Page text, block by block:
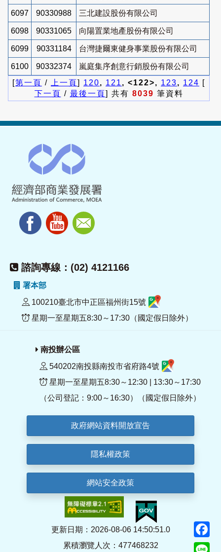
6097 90330988 三北建設股份有限公司
6098 90331065 向陽置業地產股份有限公司
6099 90331184 台灣捷爾東健身事業股份有限公司
6100 90332374
嵐庭集序創意行銷股份有限公司
[第一頁 / 上一頁] 120, 121 , <122>, 123, 124 [
下一頁 / 最後一頁] 共有 8039 筆資料
諮詢專線：(02) 4121166
署本部
100210臺北市中正區福州街15號
星期一至星期五8:30～17:30（國定假日除外）
南投辦公區
540202南投縣南投市省府路4號
星期一至星期五8:30～12:30 | 13:30～17:30
（公司登記：9:00～16:30）（國定假日除外）
政府網站資料開放宣告
隱私權政策
網站安全政策
更新日期：2026-08-06 14:50:51.0
累積瀏覽人次：477468232